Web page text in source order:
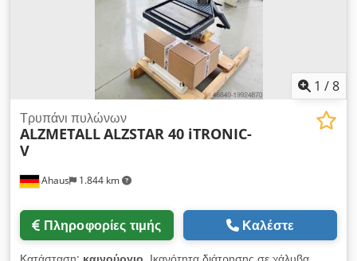
1 /8
Ahaus 1.844 km
Τρυπάνι πυλώνων
ALZMETALLALZSTAR 40 iTRONIC-
V
Πληροφορίες τιμής Καλέστε